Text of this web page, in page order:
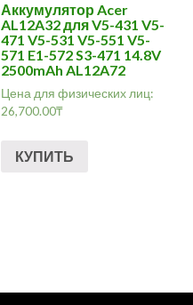
Аккумулятор Acer
AL12A32 для V5-431 V5-
471 V5-531 V5-551 V5-
571 E1-572 S3-471 14.8V
2500mAh AL12A72
Цена для физических лиц:
26,700.00₸
КУПИТЬ